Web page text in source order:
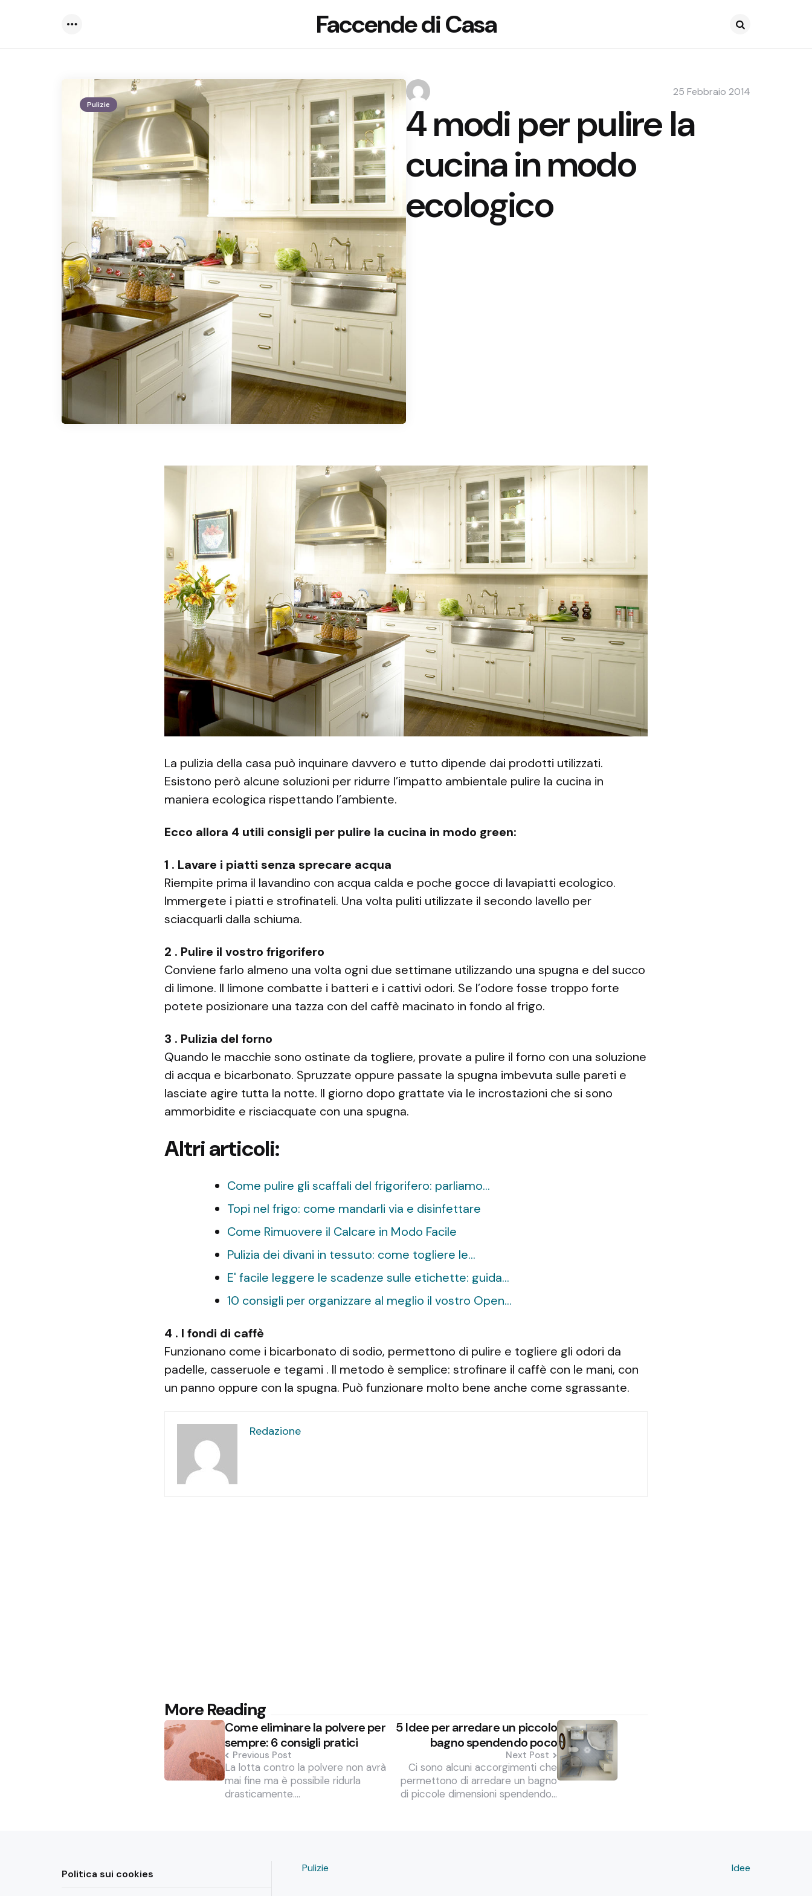
Faccende di Casa
Pulizie
25 Febbraio 2014
4 modi per pulire la
cucina in modo
ecologico
La pulizia della casa può inquinare davvero e tutto dipende dai prodotti utilizzati.
Esistono però alcune soluzioni per ridurre l’impatto ambientale pulire la cucina in
maniera ecologica rispettando l’ambiente.
Ecco allora 4 utili consigli per pulire la cucina in modo green:
1 . Lavare i piatti senza sprecare acqua
Riempite prima il lavandino con acqua calda e poche gocce di lavapiatti ecologico.
Immergete i piatti e strofinateli. Una volta puliti utilizzate il secondo lavello per
sciacquarli dalla schiuma.
2 . Pulire il vostro frigorifero
Conviene farlo almeno una volta ogni due settimane utilizzando una spugna e del succo
di limone. Il limone combatte i batteri e i cattivi odori. Se l’odore fosse troppo forte
potete posizionare una tazza con del caffè macinato in fondo al frigo.
3 . Pulizia del forno
Quando le macchie sono ostinate da togliere, provate a pulire il forno con una soluzione
di acqua e bicarbonato. Spruzzate oppure passate la spugna imbevuta sulle pareti e
lasciate agire tutta la notte. Il giorno dopo grattate via le incrostazioni che si sono
ammorbidite e risciacquate con una spugna.
Altri articoli:
Come pulire gli scaffali del frigorifero: parliamo…
Topi nel frigo: come mandarli via e disinfettare
Come Rimuovere il Calcare in Modo Facile
Pulizia dei divani in tessuto: come togliere le…
E' facile leggere le scadenze sulle etichette: guida…
10 consigli per organizzare al meglio il vostro Open…
4 . I fondi di caffè
Funzionano come i bicarbonato di sodio, permettono di pulire e togliere gli odori da
padelle, casseruole e tegami . Il metodo è semplice: strofinare il caffè con le mani, con
un panno oppure con la spugna. Può funzionare molto bene anche come sgrassante.
Redazione
More Reading
Post
navigationCome eliminare la polvere per
sempre: 6 consigli pratici
Previous Post
La lotta contro la polvere non avrà
mai fine ma è possibile ridurla
drasticamente.…
5 Idee per arredare un piccolo
bagno spendendo poco
Next Post
Ci sono alcuni accorgimenti che
permettono di arredare un bagno
di piccole dimensioni spendendo…
Politica sui cookies Pulizie Idee